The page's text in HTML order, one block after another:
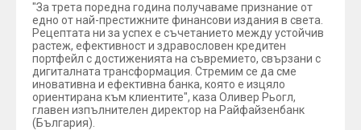
"За трета поредна година получаваме признание от
едно от най-престижните финансови издания в света.
Рецептата ни за успех е съчетанието между устойчив
растеж, ефективност и здравословен кредитен
портфейл с достиженията на съвремието, свързани с
дигиталната трансформация. Стремим се да сме
иновативна и ефективна банка, която е изцяло
ориентирана към клиентите", каза Оливер Рьогл,
главен изпълнителен директор на Райфайзенбанк
(България).